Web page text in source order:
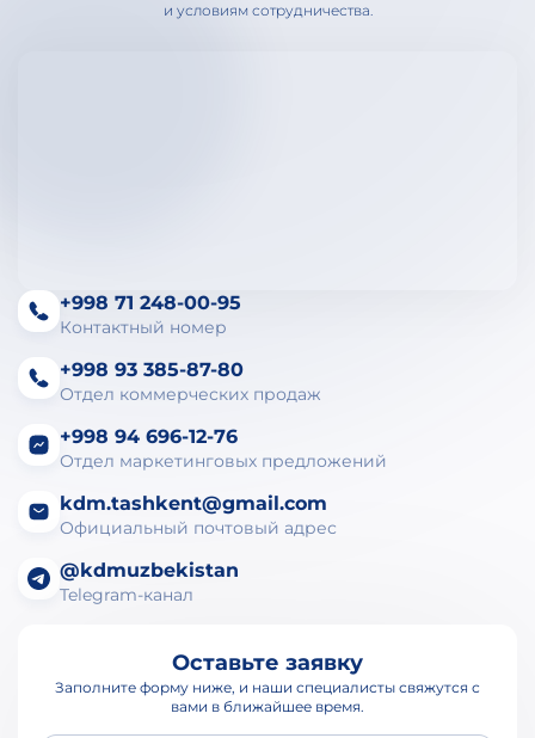
и условиям сотрудничества.
+998 71 248-00-95
Контактный номер
+998 93 385-87-80
Отдел коммерческих продаж
+998 94 696-12-76
Отдел маркетинговых предложений
kdm.tashkent@gmail.com
Официальный почтовый адрес
@kdmuzbekistan
Telegram-канал
Оставьте заявку
Заполните форму ниже, и наши специалисты свяжутся с
вами в ближайшее время.